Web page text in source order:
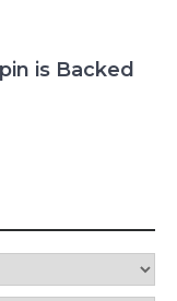
is Backed